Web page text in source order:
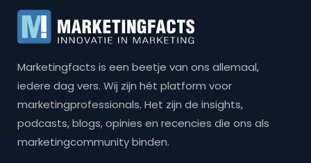
Marketingfacts is een beetje van ons allemaal,
iedere dag vers. Wij zijn hét platform voor
marketingprofessionals. Het zijn de insights,
podcasts, blogs, opinies en recencies die ons als
marketingcommunity binden.